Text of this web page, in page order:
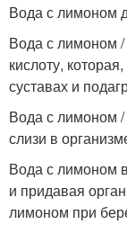
Вода с лимоном
Вода с лимоном
кислоту,
суставах и
Вода с лимоном
слизи в
Вода с лимоном
и придавая
лимоном при